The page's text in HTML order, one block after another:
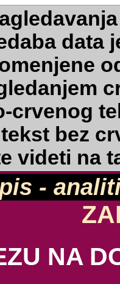
data
crvenog
bez
videti na
-
NA